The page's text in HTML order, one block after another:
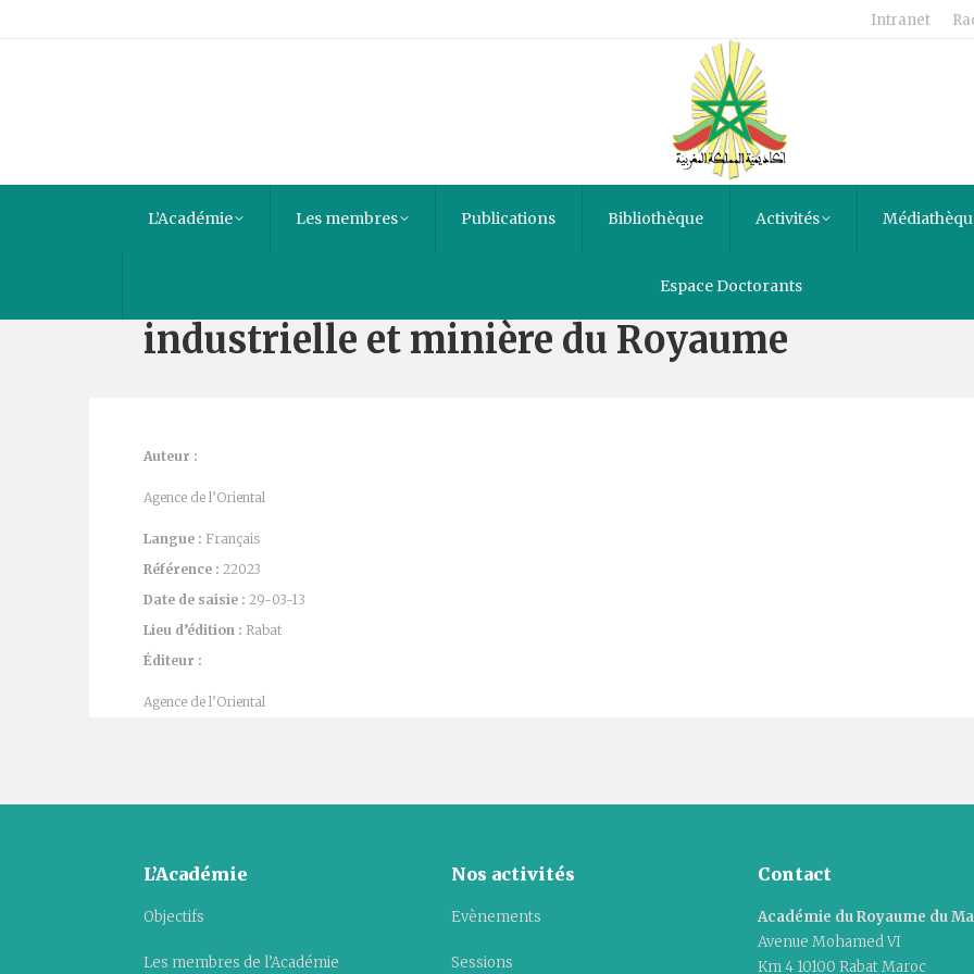
Intranet
L’Académie Les membres Publications Bibliothèque Activités
Espace Doctorants
Jerada – Hassi Blal : un parc muséologique
industrielle et minière du Royaume
Auteur :
Agence de l’Oriental
Langue : Français
Référence : 22023
Date de saisie : 29-03-13
Lieu d’édition : Rabat
Éditeur :
Agence de l’Oriental
L’Académie
Objectifs
Les membres de l’Académie
Nos activités
Evènements
Sessions
Contact
Académie du Royaume du
Avenue Mohamed VI
Km 4 10100 Rabat Maroc